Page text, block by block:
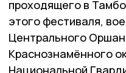
проходящего в
этого фестиваля,
Центрального
Краснознамённого